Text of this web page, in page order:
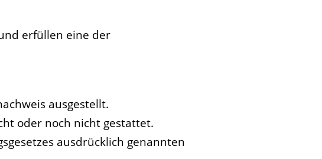
erfüllen eine der
ausgestellt.
oder noch nicht gestattet.
ausdrücklich genannten